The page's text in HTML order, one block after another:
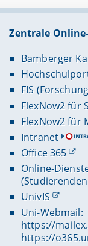
Zentrale
Bamberger
FIS
FlexNow2 für
FlexNow2 für
Intranet
Office 365
Online-
UnivIS
Uni-Webmail:
https://
https://